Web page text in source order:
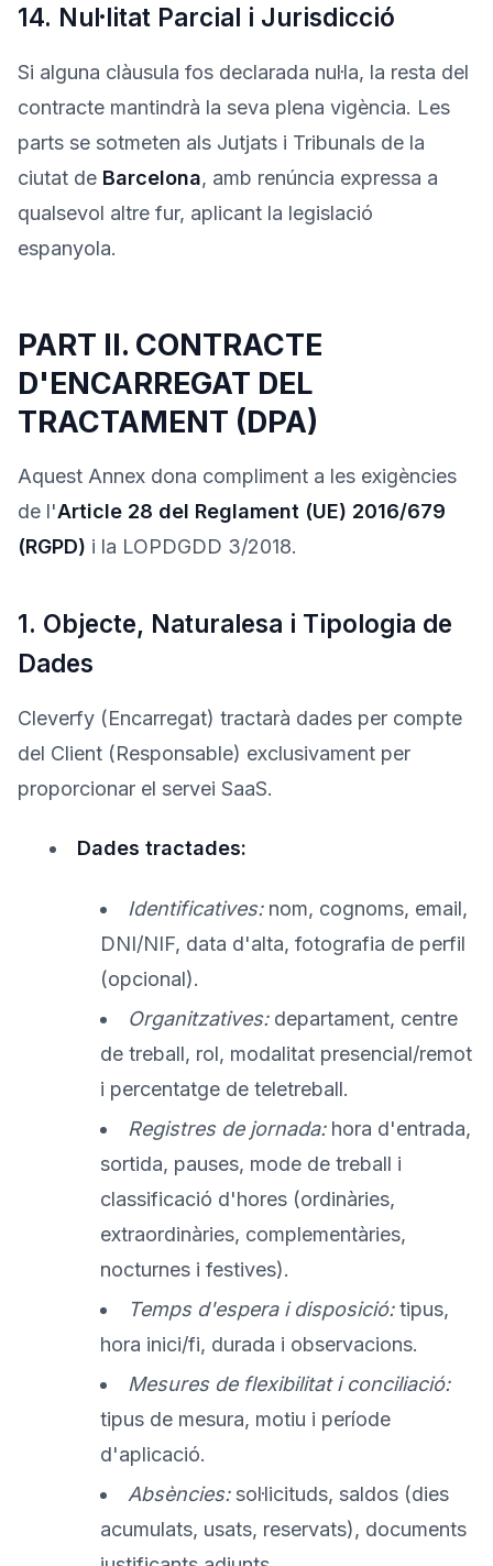
14. Nul·litat Parcial i Jurisdicció
Si alguna clàusula fos declarada nul·la, la resta del
contracte mantindrà la seva plena vigència. Les
parts se sotmeten als Jutjats i Tribunals de la
ciutat de Barcelona, amb renúncia expressa a
qualsevol altre fur, aplicant la legislació
espanyola.
PART II. CONTRACTE
D'ENCARREGAT DEL
TRACTAMENT (DPA)
Aquest Annex dona compliment a les exigències
de l'Article 28 del Reglament (UE) 2016/679
(RGPD) i la LOPDGDD 3/2018.
1. Objecte, Naturalesa i Tipologia de
Dades
Cleverfy (Encarregat) tractarà dades per compte
del Client (Responsable) exclusivament per
proporcionar el servei SaaS.
Dades tractades:
Identificatives:nom, cognoms, email,
DNI/NIF, data d'alta, fotografia de perfil
(opcional).
Organitzatives:departament, centre
de treball, rol, modalitat presencial/remot
i percentatge de teletreball.
Registres de jornada:hora d'entrada,
sortida, pauses, mode de treball i
classificació d'hores (ordinàries,
extraordinàries, complementàries,
nocturnes i festives).
Temps d'espera i disposició:tipus,
hora inici/fi, durada i observacions.
Mesures de flexibilitat i conciliació:
tipus de mesura, motiu i període
d'aplicació.
Absències:sol·licituds, saldos (dies
acumulats, usats, reservats), documents